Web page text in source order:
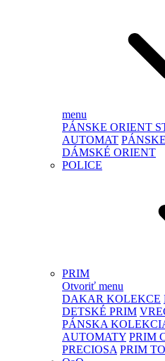
menu
PÁNSKE ORIENT
AUTOMAT
DÁMSKÉ ORIENT
POLICE
PRIM
Otvoriť menu
DAKAR KOLEKCE
DETSKÉ PRIM
PÁNSKA
AUTOMATY PRIM
PRECIOSA PRIM